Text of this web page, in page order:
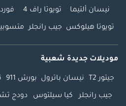
نيسان ألتيما تويوتا راف 4
تويوتا هيلوكس جيب رانجلر
موديلات جديدة شعبية
جيتور T2 نيسان باترول بورش 911
جيب رانجلر كيا سيلتوس دودج